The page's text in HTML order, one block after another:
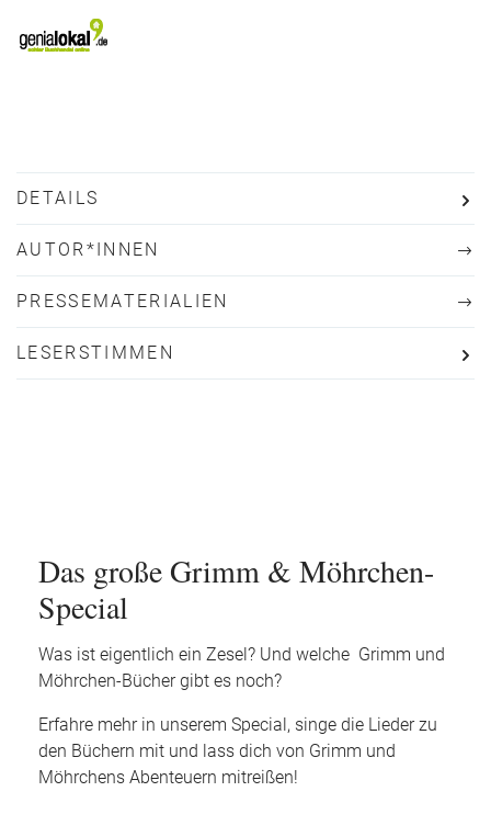
DETAILS
AUTOR*INNEN
PRESSEMATERIALIEN
LESERSTIMMEN
Das große Grimm & Möhrchen-
Special
Was ist eigentlich ein Zesel? Und welche Grimm und
Möhrchen-Bücher gibt es noch?
Erfahre mehr in unserem Special, singe die Lieder zu
den Büchern mit und lass dich von Grimm und
Möhrchens Abenteuern mitreißen!